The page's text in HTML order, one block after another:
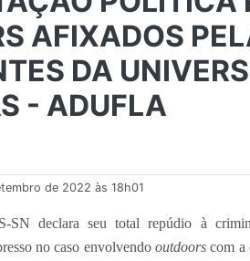
AFIXADOS
DA
- ADUFLA
de 2022 às 18h01
SN declara seu total repúdio à
no caso envolvendo outdoors com a